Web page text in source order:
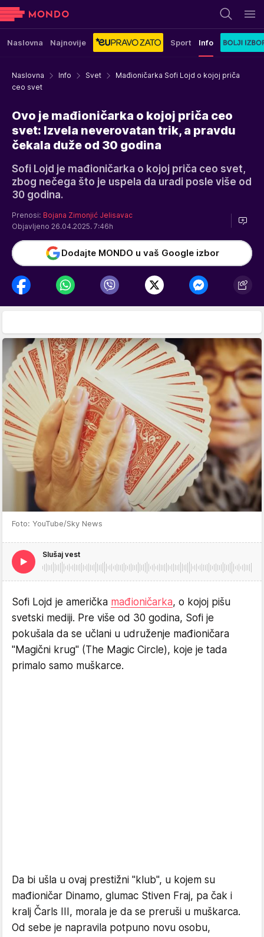
Naslovna Najnovije Sport Info
Naslovna Info Svet
Mađioničarka Sofi Lojd o kojoj priča
ceo svet
Ovo je mađioničarka o kojoj priča ceo
svet: Izvela neverovatan trik, a pravdu
čekala duže od 30 godina
Sofi Lojd je mađioničarka o kojoj priča ceo svet,
zbog nečega što je uspela da uradi posle više od
30 godina.
Prenosi: Bojana Zimonjić Jelisavac
Objavljeno 26.04.2025. 7:46h
Dodajte MONDO u vaš Google izbor
Foto: YouTube/Sky News
Slušaj vest
Sofi Lojd je američka mađioničarka, o kojoj pišu
svetski mediji. Pre više od 30 godina, Sofi je
pokušala da se učlani u udruženje mađioničara
"Magični krug" (The Magic Circle), koje je tada
primalo samo muškarce.
Da bi ušla u ovaj prestižni "klub", u kojem su
mađioničar Dinamo, glumac Stiven Fraj, pa čak i
kralj Čarls III, morala je da se preruši u muškarca.
Od sebe je napravila potpuno novu osobu,